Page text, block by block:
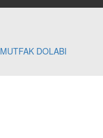
MUTFAK DOLABI